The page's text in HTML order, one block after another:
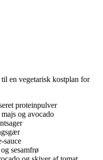
en vegetarisk kostplan for
proteinpulver
og avocado
sauce
sesamfrø